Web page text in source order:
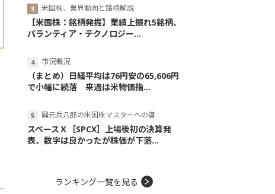
米国株、業界動向と銘柄解説
【米国株：銘柄発掘】業績上振れ5銘柄、
パランティア・テクノロジー...
市況概況
（まとめ）日経平均は76円安の65,606円
で小幅に続落 来週は米物価指...
岡元兵八郎の米国株マスターへの道
スペースＸ［SPCX］上場後初の決算発
表、数字は良かったが株価が下落...
ランキング一覧を見る